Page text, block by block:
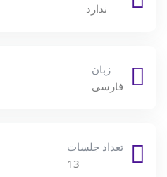
ندارد
زبان
فارسی
تعداد جلسات
13